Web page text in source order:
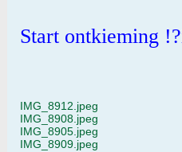
Start ontkieming
IMG_8912.jpeg
IMG_8908.jpeg
IMG_8905.jpeg
IMG_8909.jpeg